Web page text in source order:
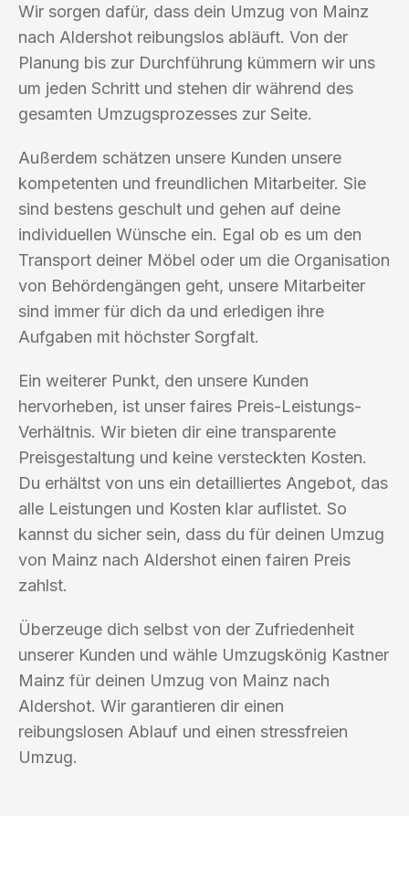
Wir sorgen dafür, dass dein Umzug von Mainz
nach Aldershot reibungslos abläuft. Von der
Planung bis zur Durchführung kümmern wir uns
um jeden Schritt und stehen dir während des
gesamten Umzugsprozesses zur Seite.
Außerdem schätzen unsere Kunden unsere
kompetenten und freundlichen Mitarbeiter. Sie
sind bestens geschult und gehen auf deine
individuellen Wünsche ein. Egal ob es um den
Transport deiner Möbel oder um die Organisation
von Behördengängen geht, unsere Mitarbeiter
sind immer für dich da und erledigen ihre
Aufgaben mit höchster Sorgfalt.
Ein weiterer Punkt, den unsere Kunden
hervorheben, ist unser faires Preis-Leistungs-
Verhältnis. Wir bieten dir eine transparente
Preisgestaltung und keine versteckten Kosten.
Du erhältst von uns ein detailliertes Angebot, das
alle Leistungen und Kosten klar auflistet. So
kannst du sicher sein, dass du für deinen Umzug
von Mainz nach Aldershot einen fairen Preis
zahlst.
Überzeuge dich selbst von der Zufriedenheit
unserer Kunden und wähle Umzugskönig Kastner
Mainz für deinen Umzug von Mainz nach
Aldershot. Wir garantieren dir einen
reibungslosen Ablauf und einen stressfreien
Umzug.